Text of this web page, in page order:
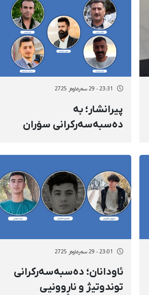
23:31 - 29 سەرماوەز 2725
پیرانشار؛ بە
دەسبەسەرکرانی سۆران
دەسبەسەرکراوانی ئەم
شارە گەیشتە ٥ کەس
23:01 - 29 سەرماوەز 2725
ئاودانان؛ دەسبەسەرکرانی
توندوتیژ و ناڕوونیی